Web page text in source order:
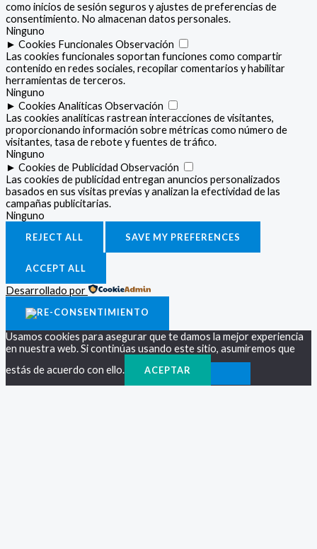
como inicios de sesión seguros y ajustes de preferencias de
consentimiento. No almacenan datos personales.
Ninguno
► Cookies Funcionales Observación
Las cookies funcionales soportan funciones como compartir
contenido en redes sociales, recopilar comentarios y habilitar
herramientas de terceros.
Ninguno
► Cookies Analíticas Observación
Las cookies analíticas rastrean interacciones de visitantes,
proporcionando información sobre métricas como número de
visitantes, tasa de rebote y fuentes de tráfico.
Ninguno
► Cookies de Publicidad Observación
Las cookies de publicidad entregan anuncios personalizados
basados en sus visitas previas y analizan la efectividad de las
campañas publicitarias.
Ninguno
REJECT ALL SAVE MY PREFERENCES
ACCEPT ALL
Desarrollado por
Usamos cookies para asegurar que te damos la mejor experiencia
en nuestra web. Si continúas usando este sitio, asumiremos que
estás de acuerdo con ello.
ACEPTAR